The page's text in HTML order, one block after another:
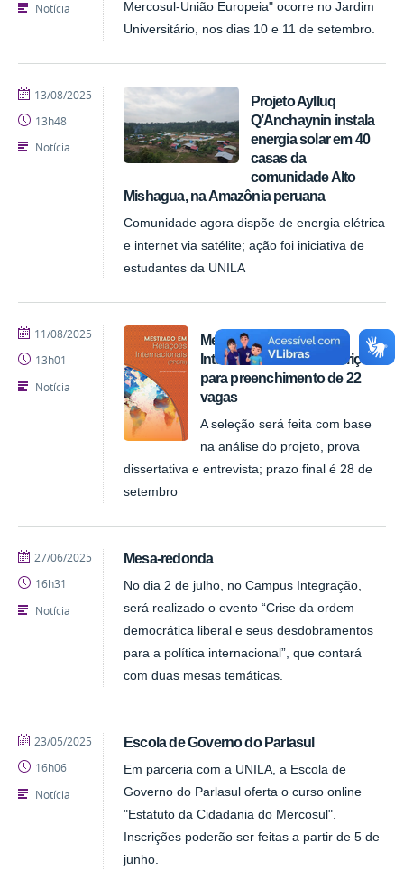
Mercosul-União Europeia" ocorre no Jardim
Universitário, nos dias 10 e 11 de setembro.
Notícia
Projeto Aylluq
Q’Anchaynin instala
energia solar em 40
casas da
comunidade Alto
Mishagua, na Amazônia peruana
Comunidade agora dispõe de energia elétrica
e internet via satélite; ação foi iniciativa de
estudantes da UNILA
publicado
13/08/2025
13h48
Notícia
Mestrado em Relações
Internacionais abre inscrições
para preenchimento de 22
vagas
A seleção será feita com base
na análise do projeto, prova
dissertativa e entrevista; prazo final é 28 de
setembro
publicado
11/08/2025
13h01
Notícia
Mesa-redonda
No dia 2 de julho, no Campus Integração,
será realizado o evento “Crise da ordem
democrática liberal e seus desdobramentos
para a política internacional”, que contará
com duas mesas temáticas.
publicado
27/06/2025
16h31
Notícia
Escola de Governo do Parlasul
Em parceria com a UNILA, a Escola de
Governo do Parlasul oferta o curso online
"Estatuto da Cidadania do Mercosul".
Inscrições poderão ser feitas a partir de 5 de
junho.
publicado
23/05/2025
16h06
Notícia